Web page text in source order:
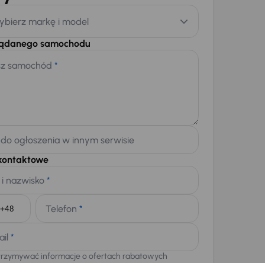
markę i model
samochodu
samochód *
ogłoszenia w innym serwisie
nazwisko *
Telefon *
*
informacje o ofertach rabatowych